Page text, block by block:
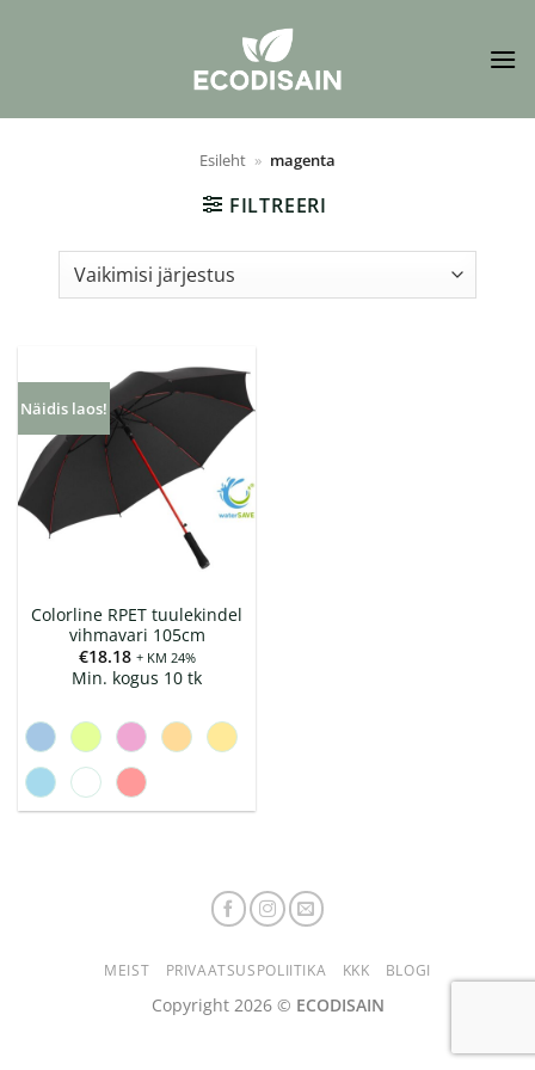
Esileht » magenta
FILTREERI
Näidis laos!
Colorline RPET tuulekindel
vihmavari 105cm
€18.18 + KM 24%
Min. kogus 10 tk
MEIST PRIVAATSUSPOLIITIKA KKK BLOGI
Copyright 2026 © ECODISAIN